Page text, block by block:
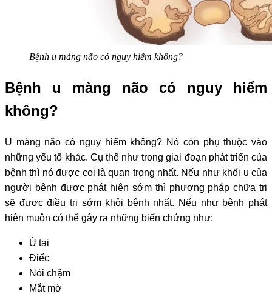
Bệnh u màng não có nguy hiểm không?
Bệnh u màng não có nguy hiểm
không?
U màng não có nguy hiểm không? Nó còn phụ thuộc vào
những yếu tố khác. Cụ thể như trong giai đoạn phát triển của
bệnh thì nó được coi là quan trọng nhất. Nếu như khối u của
người bệnh được phát hiện sớm thì phương pháp chữa trị
sẽ được điều trị sớm khỏi bệnh nhất. Nếu như bệnh phát
hiện muộn có thể gây ra những biến chứng như:
Ù tai
Điếc
Nói chậm
Mắt mờ